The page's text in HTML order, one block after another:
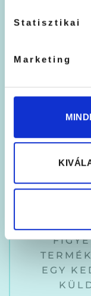
Statisztikai
Marketing
folytathatod is a
EGY